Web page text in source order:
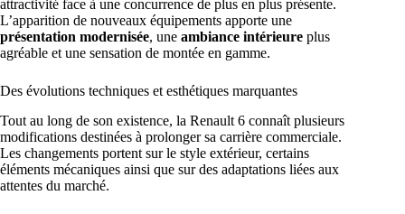
attractivité face à une concurrence de plus en plus présente.
L’apparition de nouveaux équipements apporte une
présentation modernisée, une ambiance intérieure plus
agréable et une sensation de montée en gamme.
Des évolutions techniques et esthétiques marquantes
Tout au long de son existence, la Renault 6 connaît plusieurs
modifications destinées à prolonger sa carrière commerciale.
Les changements portent sur le style extérieur, certains
éléments mécaniques ainsi que sur des adaptations liées aux
attentes du marché.